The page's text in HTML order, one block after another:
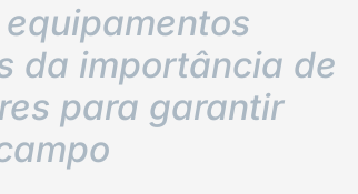
da importância de
para garantir